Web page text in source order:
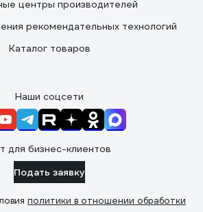
центры производителей
рекомендательных технологий
Каталог товаров
Наши соцсети
для бизнес-клиентов
Подать заявку
политики в отношении обработки